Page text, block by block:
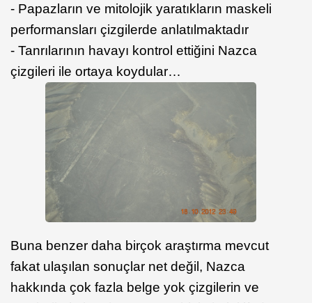
- Papazların ve mitolojik yaratıkların maskeli
performansları çizgilerde anlatılmaktadır
- Tanrılarının havayı kontrol ettiğini Nazca
çizgileri ile ortaya koydular…
Buna benzer daha birçok araştırma mevcut
fakat ulaşılan sonuçlar net değil, Nazca
hakkında çok fazla belge yok çizgilerin ve